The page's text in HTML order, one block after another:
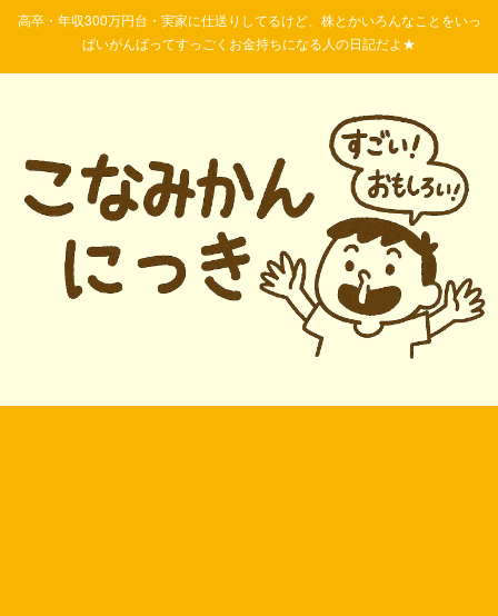
高卒・年収300万円台・実家に仕送りしてるけど、株とかいろんなことをいっ
ぱいがんばってすっごくお金持ちになる人の日記だよ★